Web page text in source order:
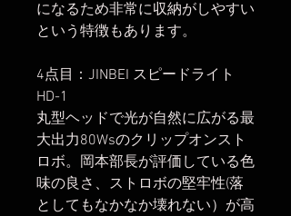
になるため非常に収納がしやすい
という特徴もあります。
4点目：JINBEI スピードライト
HD-1
丸型ヘッドで光が自然に広がる最
大出力80Wsのクリップオンスト
ロボ。岡本部長が評価している色
味の良さ、ストロボの堅牢性(落
としてもなかなか壊れない）が高